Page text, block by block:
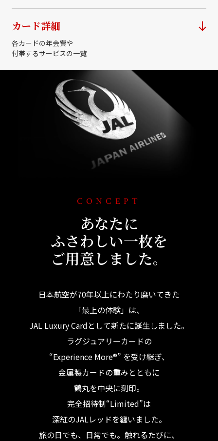
カード詳細
各カードの年会費や
付帯するサービスの一覧
CONCEPT
あなたに
ふさわしい一枚を
ご用意しました。
日本航空が70年以上にわたり磨いてきた
「最上の体験」は、
JAL Luxury Cardとして新たに誕生しました。
ラグジュアリーカードの
“Experience More®” を受け継ぎ、
金属製カードの重みとともに
鶴丸を中央に刻印。
完全招待制“Limited”は
深紅のJALレッドを纏いました。
旅の日でも、日常でも。触れるたびに、